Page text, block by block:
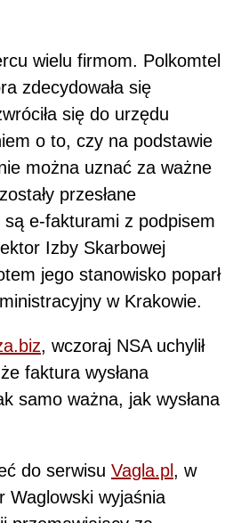
wielu firmom. Polkomtel
zdecydowała się
się do urzędu
o to, czy na podstawie
można uznać za ważne
przesłane
e-fakturami z podpisem
Izby Skarbowej
jego stanowisko poparł
w Krakowie.
, wczoraj NSA uchylił
faktura wysłana
samo ważna, jak wysłana
do serwisu Vagla.pl , w
Waglowski wyjaśnia